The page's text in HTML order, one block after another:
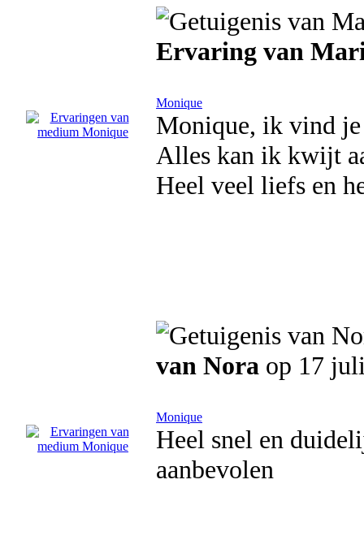
Ervaring van
Monique
Monique, ik vind
Alles kan ik kwijt
Heel veel liefs en
van Nora op 17
Monique
Heel snel en
aanbevolen